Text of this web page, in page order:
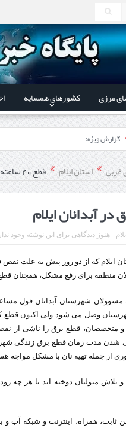
مرزی کشورهای همسایه
گزارش ویژه؛
تهیه خورش خلال کرمانشاهی +نکات و
استاندار اردبیل در دیدار
راه‌اندازی کامل منطقه آزاد
تردد
غربی استان ایلام قطع 40 ساعته برق در آبدانان ایلام
هنوز دیدگاهی برای این نوشته وجود
منطقه برای رفع مشکل، همچنان
مسوولان شهرستان آبدانان قول
وصل می شود ولی اکنون قطع
و متخصصان، قطع برق را ناشی از
شدن مدت زمان قطع برق زندگی
از جمله تهیه نان با مشکل مواجه
تلاش متولیان دوخته اند تا هر چه
ثابت، همراه، اینترنت و شبکه آب و